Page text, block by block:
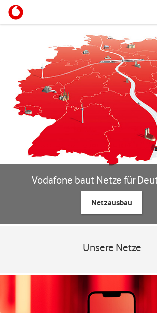
Vodafone baut Netze für
Netzausbau
Unsere Netze